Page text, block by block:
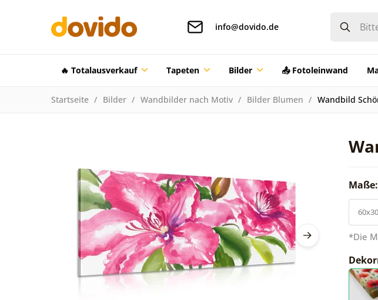
info@dovido.de
🔥 Totalausverkauf Tapeten Bilder 📤 Fotoleinwand
Startseite Bilder Wandbilder nach Motiv Bilder Blumen Wandbild
Maße:
60x30
*Die